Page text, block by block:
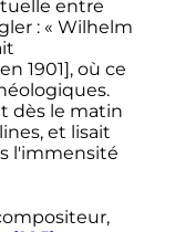
entre
: « Wilhelm
1901], où ce
dès le matin
et lisait
l'immensité